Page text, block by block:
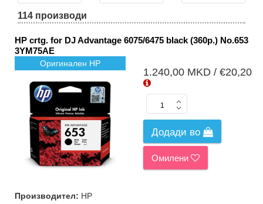
114 производи
(113)
ласерски
Тонери за
колорни
ласерски
принтери
Барабани
ласерски
HP crtg. for DJ Advantage 6075/6475 black (360p.) No.653
3YM75AE
Оригинален HP
1.240,00 MKD / €20,20
Додади во
Омилени
Производител: HP